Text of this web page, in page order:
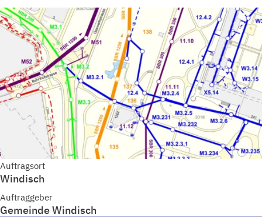
Auftragsort
Windisch
Auftraggeber
Gemeinde Windisch